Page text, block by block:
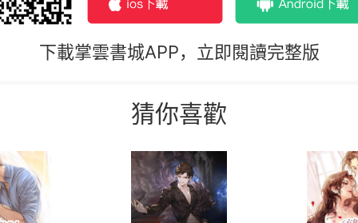
下載掌雲書城APP，立即閱讀完整版
猜你喜歡